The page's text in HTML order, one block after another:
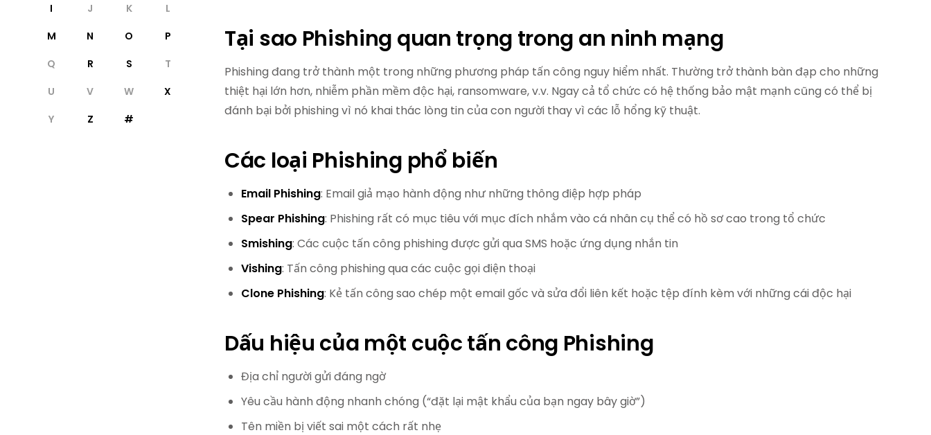
I
J K
L
M
N O
P
Q
R S
T
U
V W
X
Y
Z #
Tại sao Phishing quan trọng trong an ninh mạng
Phishing đang trở thành một trong những phương pháp tấn công nguy hiểm nhất. Thường trở thành bàn đạp cho những
thiệt hại lớn hơn, nhiễm phần mềm độc hại, ransomware, v.v. Ngay cả tổ chức có hệ thống bảo mật mạnh cũng có thể bị
đánh bại bởi phishing vì nó khai thác lòng tin của con người thay vì các lỗ hổng kỹ thuật.
Các loại Phishing phổ biến
Email Phishing: Email giả mạo hành động như những thông điệp hợp pháp
Spear Phishing: Phishing rất có mục tiêu với mục đích nhắm vào cá nhân cụ thể có hồ sơ cao trong tổ chức
Smishing: Các cuộc tấn công phishing được gửi qua SMS hoặc ứng dụng nhắn tin
Vishing: Tấn công phishing qua các cuộc gọi điện thoại
Clone Phishing: Kẻ tấn công sao chép một email gốc và sửa đổi liên kết hoặc tệp đính kèm với những cái độc hại
Dấu hiệu của một cuộc tấn công Phishing
Địa chỉ người gửi đáng ngờ
Yêu cầu hành động nhanh chóng (“đặt lại mật khẩu của bạn ngay bây giờ”)
Tên miền bị viết sai một cách rất nhẹ